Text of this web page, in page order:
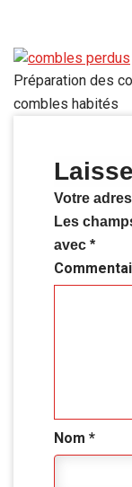
Préparation des
combles habités
Votre
Les
avec *
Nom *